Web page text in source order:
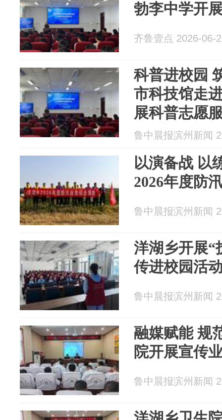
勃李中学开
齐鲁壹点 2026-06-
科普进校园
市科技馆走
展科普志愿
鲁中晨报滨州新闻
以演备战 以
2026年度防
鲁中晨报滨州新闻
洋湖乡开展“
传进校园活
鲁中晨报滨州新闻
融媒赋能 规
院开展宣传
鲁中晨报滨州新闻